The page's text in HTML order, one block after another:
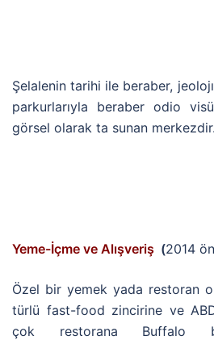
Şelalenin tarihi ile beraber,
parkurlarıyla beraber odio
görsel olarak ta sunan merkezdir.
Yeme-İçme ve Alışveriş (2014
Özel bir yemek yada restoran
türlü fast-food zincirine ve
çok restorana Buffalo